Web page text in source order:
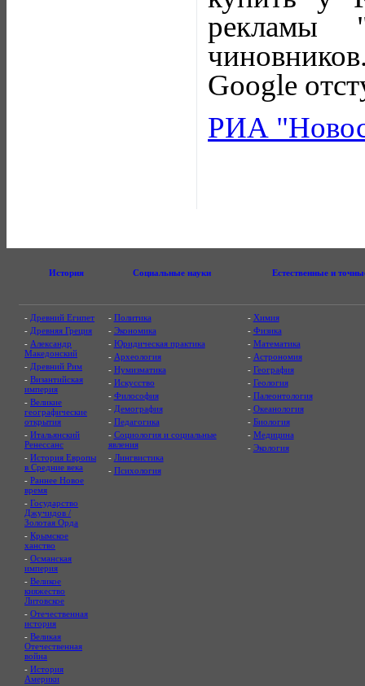
рекламы
Google
РИА
История Социальные науки Естественные и
- Древний Египет
- Древняя Греция
- Александр
Македонский
- Древний Рим
- Византийская
империя
- Великие
географические
открытия
- Итальянский
Ренессанс
- История Европы
в Средние века
- Раннее Новое
время
- Государство
Джучидов /
Золотая Орда
- Крымское
ханство
- Османская
империя
- Великое
княжество
Литовское
- Отечественная
история
- Великая
Отечественная
война
- История
Америки
- Политика
- Экономика
- Юридическая практика
- Археология
- Нумизматика
- Искусство
- Философия
- Демография
- Педагогика
- Социология и социальные
явления
- Лингвистика
- Психология
- Химия
- Физика
- Математика
- Астрономия
- География
- Геология
- Палеонтология
- Океанология
- Биология
- Медицина
- Экология